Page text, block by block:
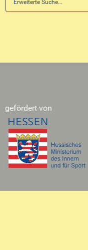
Erweiterte Suche…
gefördert von